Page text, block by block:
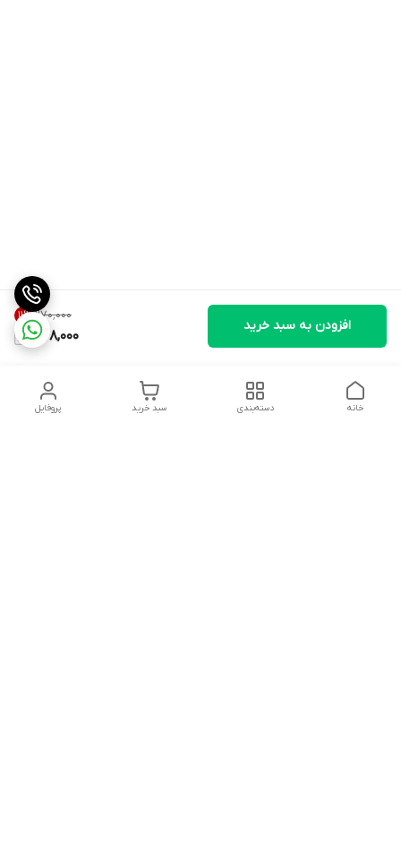
۲۷۰٬۰۰۰ 11%
238,000
افزودن به سبد خرید
پروفایل سبد خرید دسته‌بندی خانه